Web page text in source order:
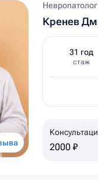
Невропатолог
Кренев
31 год
стаж
2000 ₽